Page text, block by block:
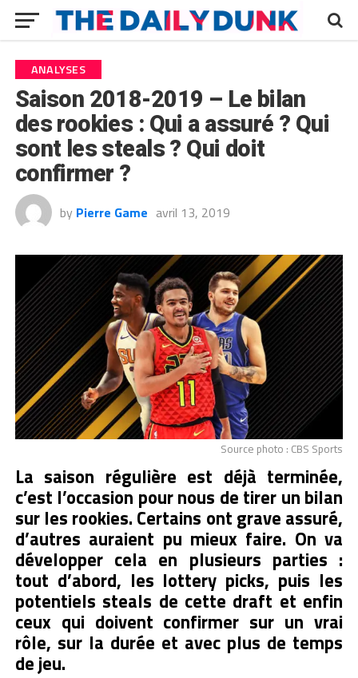
ANALYSES
Saison 2018-2019 – Le bilan
des rookies : Qui a assuré ? Qui
sont les steals ? Qui doit
confirmer ?
by Pierre Game avril 13, 2019
Source photo : CBS Sports
La saison régulière est déjà terminée,
c’est l’occasion pour nous de tirer un bilan
sur les rookies. Certains ont grave assuré,
d’autres auraient pu mieux faire. On va
développer cela en plusieurs parties :
tout d’abord, les lottery picks, puis les
potentiels steals de cette draft et enfin
ceux qui doivent confirmer sur un vrai
rôle, sur la durée et avec plus de temps
de jeu.